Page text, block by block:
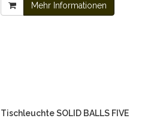
Mehr Informationen
Tischleuchte SOLID BALLS FIVE